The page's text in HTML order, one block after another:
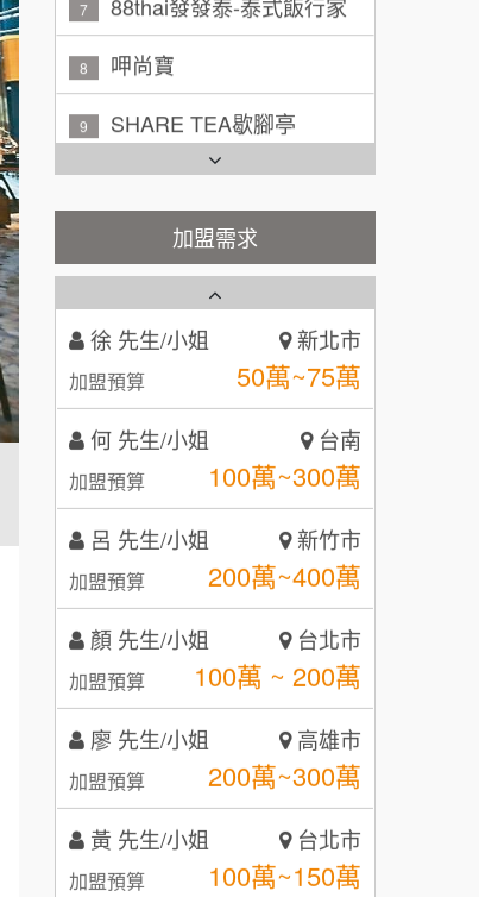
8 呷尚寶
9 SHARE TEA歇腳亭
10 TEA TOP台灣第一味
Cozy coffee可集咖啡
3 秉宏小米甜甜圈
4 潮鍋癮
7 88thai發發泰-泰式飯行家
8 呷尚寶
SHARE TEA歇腳亭
10 TEA TOP台灣第一味
加盟需求
林 先生/小姐 屏東縣
加盟預算
吳 先生/小姐 屏東縣
加盟預算 100萬~200萬
周 先生/小姐
加盟預算 100萬 ~150萬
徐 先生/小姐 新北市
加盟預算 50萬~75萬
何 先生/小姐 台南
加盟預算 100萬~300萬
呂 先生/小姐 新竹市
加盟預算 200萬~400萬
顏 先生/小姐 台北市
加盟預算 100萬 ~ 200萬
廖 先生/小姐 高雄市
加盟預算 200萬~300萬
黃 先生/小姐 台北市
加盟預算 100萬~150萬
【曉妍美妝】誠徵行政櫃檯
自助洗衣店誠徵代洗收送人員
(台中市)
MUSHEN徵SPA美容芳療師
日十。早午食加盟說明會
拾鑶火鍋加盟說明會
全家加盟說明會